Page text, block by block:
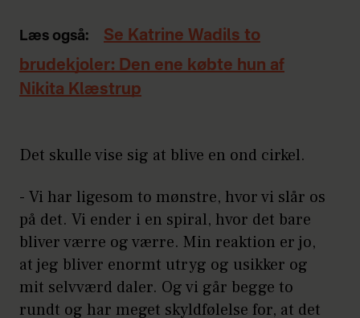
Læs også:
Se Katrine Wadils to
brudekjoler: Den ene købte hun af
Nikita Klæstrup
Det skulle vise sig at blive en ond cirkel.
- Vi har ligesom to mønstre, hvor vi slår os
på det. Vi ender i en spiral, hvor det bare
bliver værre og værre. Min reaktion er jo,
at jeg bliver enormt utryg og usikker og
mit selvværd daler. Og vi går begge to
rundt og har meget skyldfølelse for, at det